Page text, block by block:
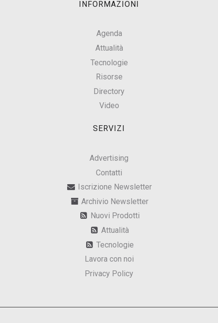
INFORMAZIONI
Agenda
Attualità
Tecnologie
Risorse
Directory
Video
SERVIZI
Advertising
Contatti
Iscrizione Newsletter
Archivio Newsletter
Nuovi Prodotti
Attualità
Tecnologie
Lavora con noi
Privacy Policy